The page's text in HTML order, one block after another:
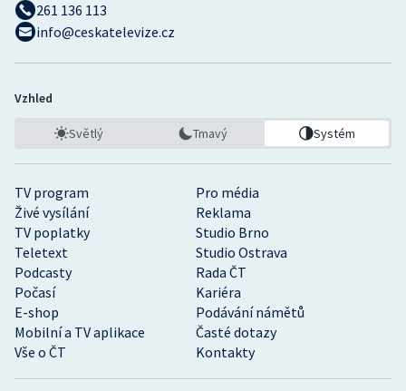
TV program
Pro média
Živé vysílání
Reklama
TV poplatky
Studio Brno
Teletext
Studio Ostrava
Podcasty
Rada ČT
Počasí
Kariéra
E-shop
Podávání námětů
Mobilní a TV aplikace
Časté dotazy
Vše o ČT
Kontakty
261 136 113
info@ceskatelevize.cz
Vzhled
Světlý Tmavý Systém